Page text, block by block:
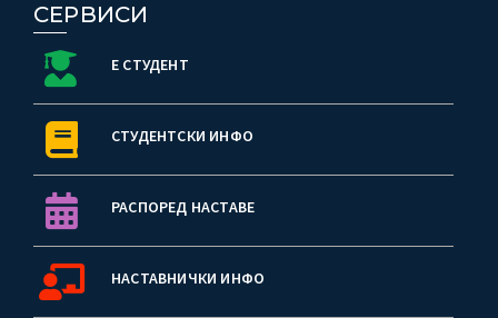
СЕРВИСИ
Е СТУДЕНТ
СТУДЕНТСКИ ИНФО
РАСПОРЕД НАСТАВЕ
НАСТАВНИЧКИ ИНФО